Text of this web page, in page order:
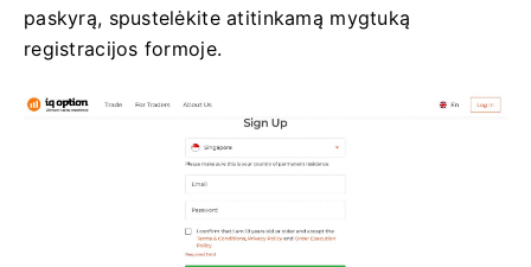
paskyrą, spustelėkite atitinkamą mygtuką
registracijos formoje.